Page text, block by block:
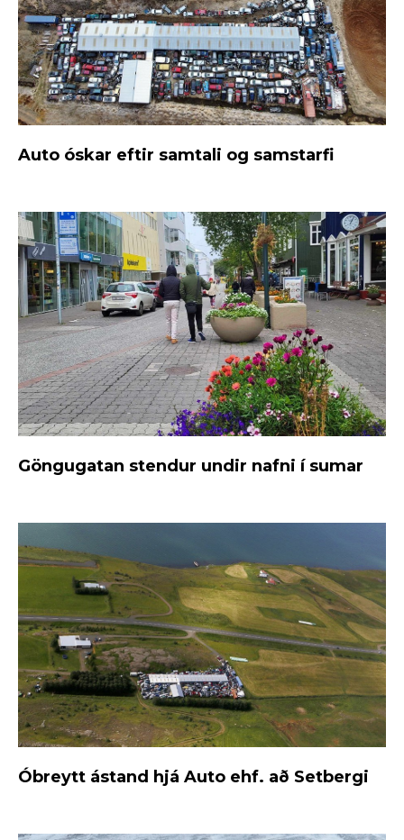
Auto óskar eftir samtali og samstarfi
Göngugatan stendur undir nafni í sumar
Óbreytt ástand hjá Auto ehf. að Setbergi